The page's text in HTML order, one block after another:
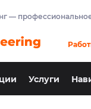
—
Услуги